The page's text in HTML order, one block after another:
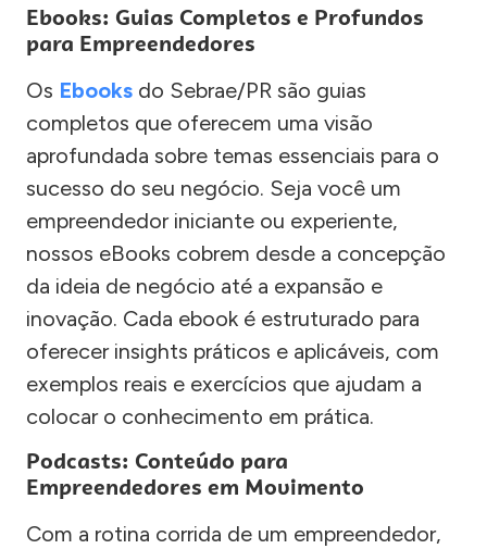
Ebooks: Guias Completos e Profundos
para Empreendedores
Os Ebooks do Sebrae/PR são guias
completos que oferecem uma visão
aprofundada sobre temas essenciais para o
sucesso do seu negócio. Seja você um
empreendedor iniciante ou experiente,
nossos eBooks cobrem desde a concepção
da ideia de negócio até a expansão e
inovação. Cada ebook é estruturado para
oferecer insights práticos e aplicáveis, com
exemplos reais e exercícios que ajudam a
colocar o conhecimento em prática.
Podcasts: Conteúdo para
Empreendedores em Movimento
Com a rotina corrida de um empreendedor,